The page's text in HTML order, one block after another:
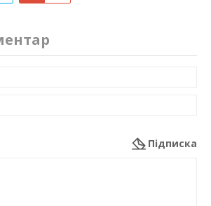
Підписка